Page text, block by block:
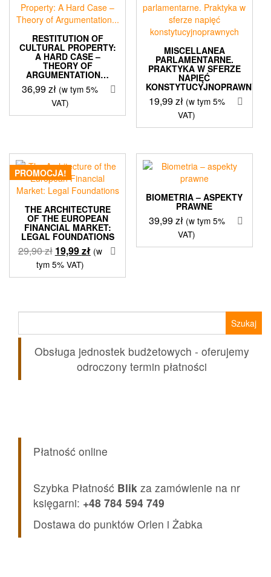
RESTITUTION OF
CULTURAL PROPERTY:
A HARD CASE –
THEORY OF
ARGUMENTATION…
36,99zł (w tym 5%
VAT)
MISCELLANEA
PARLAMENTARNE.
PRAKTYKA W SFERZE
NAPIĘĆ
KONSTYTUCYJNOPRAWNYCH
19,99zł (w tym 5%
VAT)
PROMOCJA!
THE ARCHITECTURE
OF THE EUROPEAN
FINANCIAL MARKET:
LEGAL FOUNDATIONS
29,90zł Pierwotna
cena
wynosiła:
19,99złAktualna
wynosi:
(w
tym 5% VAT)
BIOMETRIA – ASPEKTY
PRAWNE
39,99zł (w tym 5%
VAT)
Obsługa jednostek budżetowych - oferujemy
odroczony termin płatności
Płatność online
Szybka Płatność Blik za zamówienie na nr
księgarni: +48 784 594 749
Dostawa do punktów Orlen i Żabka